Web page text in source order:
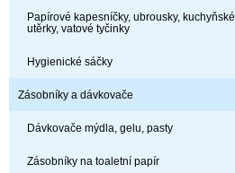
Papírové kapesníčky, ubrousky, kuchyňské
utěrky, vatové tyčinky
Hygienické sáčky
Zásobníky a dávkovače
Dávkovače mýdla, gelu, pasty
Zásobníky na toaletní papír